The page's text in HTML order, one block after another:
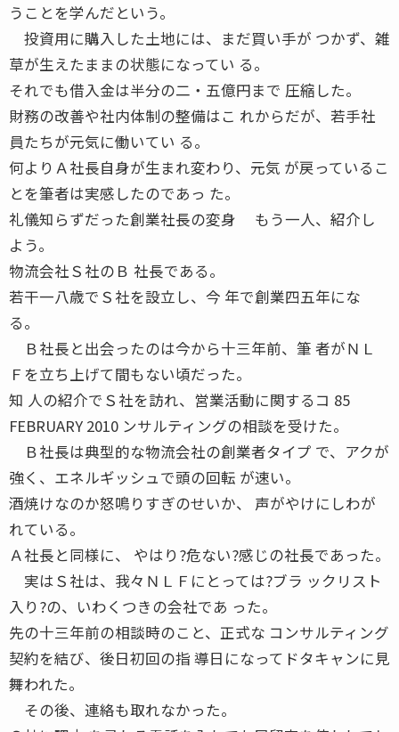
うことを学んだという。
投資用に購入した土地には、まだ買い手が つかず、雑
草が生えたままの状態になってい る。
それでも借入金は半分の二・五億円まで 圧縮した。
財務の改善や社内体制の整備はこ れからだが、若手社
員たちが元気に働いてい る。
何よりＡ社長自身が生まれ変わり、元気 が戻っているこ
とを筆者は実感したのであっ た。
礼儀知らずだった創業社長の変身 もう一人、紹介し
よう。
物流会社Ｓ社のＢ 社長である。
若干一八歳でＳ社を設立し、今 年で創業四五年にな
る。
Ｂ社長と出会ったのは今から十三年前、筆 者がＮＬ
Ｆを立ち上げて間もない頃だった。
知 人の紹介でＳ社を訪れ、営業活動に関するコ 85
FEBRUARY 2010 ンサルティングの相談を受けた。
Ｂ社長は典型的な物流会社の創業者タイプ で、アクが
強く、エネルギッシュで頭の回転 が速い。
酒焼けなのか怒鳴りすぎのせいか、 声がやけにしわが
れている。
Ａ社長と同様に、 やはり?危ない?感じの社長であった。
実はＳ社は、我々ＮＬＦにとっては?ブラ ックリスト
入り?の、いわくつきの会社であ った。
先の十三年前の相談時のこと、正式な コンサルティング
契約を結び、後日初回の指 導日になってドタキャンに見
舞われた。
その後、連絡も取れなかった。